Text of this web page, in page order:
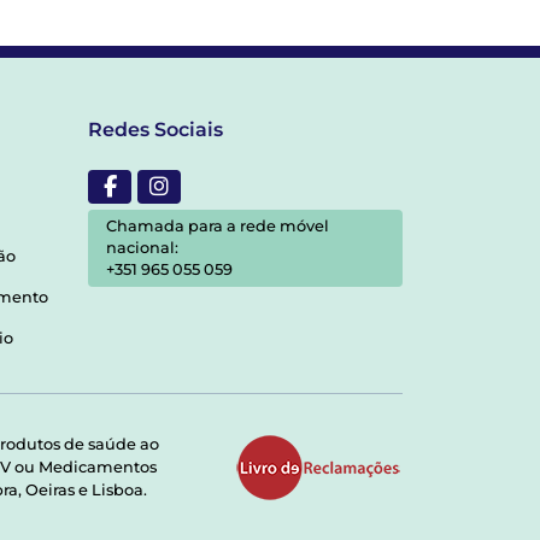
Redes Sociais
Chamada para a rede móvel
nacional:
+351 965 055 059
de saúde ao
ou Medicamentos
Oeiras e Lisboa.